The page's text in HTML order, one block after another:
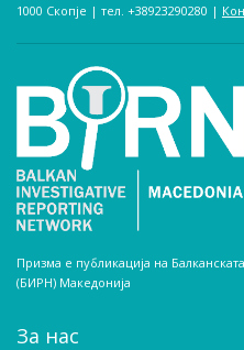
1000 Скопје | тел. +38923290280­ |
Призма е публикација на
(БИРН) Македонија
За нас